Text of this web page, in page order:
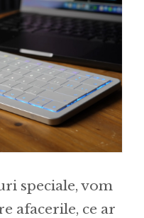
speciale, vom
afacerile, ce ar